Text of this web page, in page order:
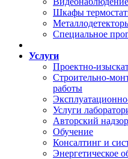
Шкафы
Специальное
Услуги
Проектно-
Строительно-
работы
Услуги
Авторский надзор
Обучение
Консалтинг и
Энергетическое